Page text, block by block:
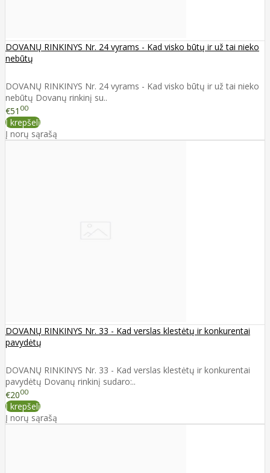
DOVANŲ RINKINYS Nr. 24 vyrams - Kad visko būtų ir už tai nieko
nebūtų
DOVANŲ RINKINYS Nr. 24 vyrams - Kad visko būtų ir už tai nieko
nebūtų Dovanų rinkinį su..
€51 00
Į krepšelį
Į norų sąrašą
DOVANŲ RINKINYS Nr. 33 - Kad verslas klestėtų ir konkurentai
pavydėtų
DOVANŲ RINKINYS Nr. 33 - Kad verslas klestėtų ir konkurentai
pavydėtų Dovanų rinkinį sudaro:..
€2000
Į krepšelį
Į norų sąrašą